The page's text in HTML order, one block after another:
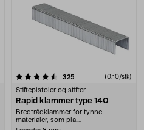
325 anmeldelser(0,10/stk)
Stiftepistoler og stifter
Rapid klammer type 140
Bredtrådklammer for tynne
materialer, som pla....